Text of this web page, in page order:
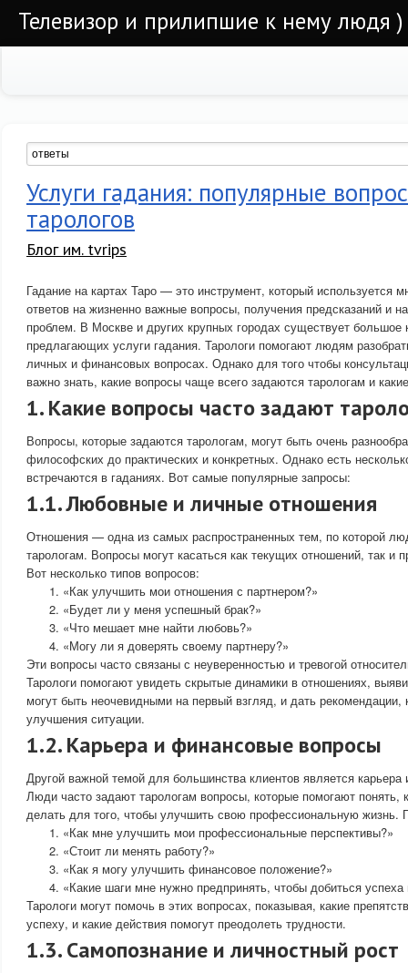
Телевизор и прилипшие к нему людя )
Услуги гадания: популярные
тарологов
Блог им. tvrips
Гадание на картах Таро — это инструмент, который используется
ответов на жизненно важные вопросы, получения предсказаний и
проблем. В Москве и других крупных городах существует большое
предлагающих услуги гадания. Тарологи помогают людям
личных и финансовых вопросах. Однако для того чтобы
важно знать, какие вопросы чаще всего задаются тарологам и
1. Какие вопросы часто задают
Вопросы, которые задаются тарологам, могут быть очень
философских до практических и конкретных. Однако есть
встречаются в гаданиях. Вот самые популярные запросы:
1.1. Любовные и личные отношения
Отношения — одна из самых распространенных тем, по которой
тарологам. Вопросы могут касаться как текущих отношений, так и
Вот несколько типов вопросов:
«Как улучшить мои отношения с партнером?»
«Будет ли у меня успешный брак?»
«Что мешает мне найти любовь?»
«Могу ли я доверять своему партнеру?»
Эти вопросы часто связаны с неуверенностью и тревогой
Тарологи помогают увидеть скрытые динамики в отношениях,
могут быть неочевидными на первый взгляд, и дать рекомендации,
улучшения ситуации.
1.2. Карьера и финансовые вопросы
Другой важной темой для большинства клиентов является
Люди часто задают тарологам вопросы, которые помогают понять,
делать для того, чтобы улучшить свою профессиональную жизнь.
«Как мне улучшить мои профессиональные перспективы?»
«Стоит ли менять работу?»
«Как я могу улучшить финансовое положение?»
«Какие шаги мне нужно предпринять, чтобы добиться успеха
Тарологи могут помочь в этих вопросах, показывая, какие
успеху, и какие действия помогут преодолеть трудности.
1.3. Самопознание и личностный рост